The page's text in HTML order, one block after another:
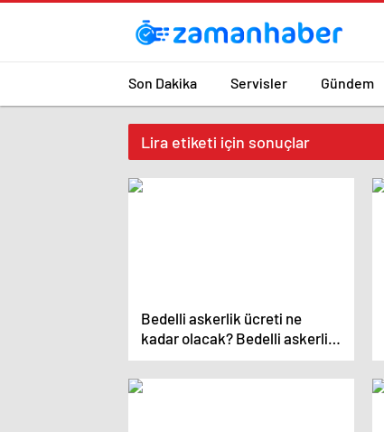
Son Dakika Servisler Gündem
Lira etiketi için sonuçlar
Bedelli askerlik ücreti ne
kadar olacak? Bedelli askerlik
ücreti 2024 Temmuz…